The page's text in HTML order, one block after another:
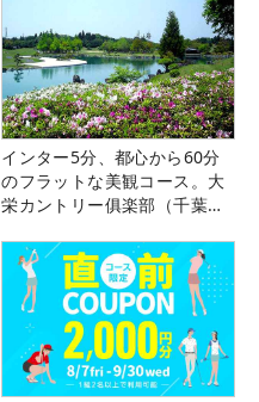
インター5分、都心から60分
のフラットな美観コース。大
栄カントリー俱楽部（千葉